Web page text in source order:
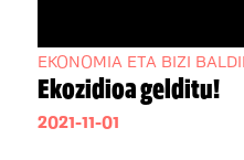
EKONOMIA ETA BIZI
Ekozidioa gelditu!
2021-11-01